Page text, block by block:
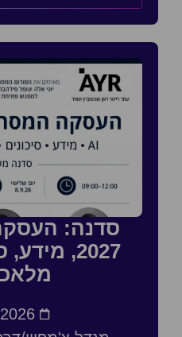
סדנה: העסקה
2027, מידע,
09/2026